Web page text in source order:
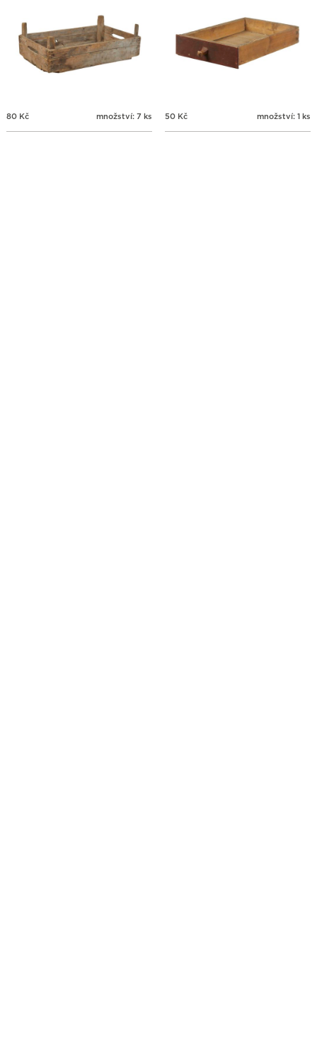
80 Kč množství: 7 ks 50 Kč množství: 1 ks